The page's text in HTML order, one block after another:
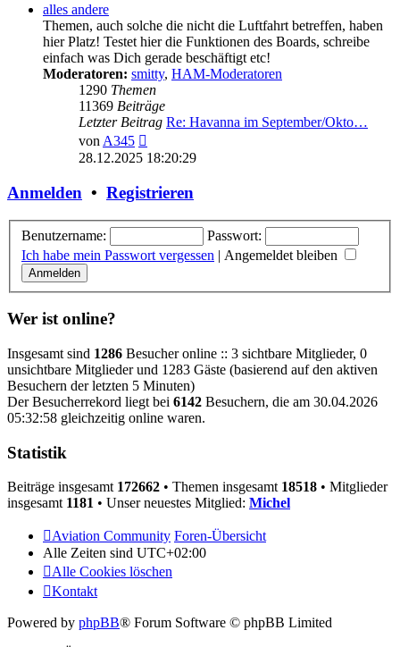
alles andere
Themen, auch solche die nicht die Luftfahrt betreffen, haben
hier Platz! Testet hier die Funktionen des Boards, schreibe
einfach was Dich gerade beschäftigt etc!
Moderatoren: smitty, HAM-Moderatoren
1290 Themen
11369 Beiträge
Letzter Beitrag Re: Havanna im September/Okto…
vonA345
Beitrag
28.12.2025 18:20:29
Anmelden • Registrieren
Benutzername:
Passwort:
Ich habe mein Passwort vergessen | Angemeldet bleiben
Wer ist online?
Insgesamt sind 1286 Besucher online :: 3 sichtbare Mitglieder, 0
unsichtbare Mitglieder und 1283 Gäste (basierend auf den aktiven
Besuchern der letzten 5 Minuten)
Der Besucherrekord liegt bei 6142 Besuchern, die am 30.04.2026
05:32:58 gleichzeitig online waren.
Statistik
Beiträge insgesamt 172662 • Themen insgesamt 18518 • Mitglieder
insgesamt 1181 • Unser neuestes Mitglied: Michel
Aviation Community Foren-Übersicht
Alle Zeiten sind UTC+02:00
Alle Cookies löschen
Kontakt
Powered by phpBB® Forum Software © phpBB Limited